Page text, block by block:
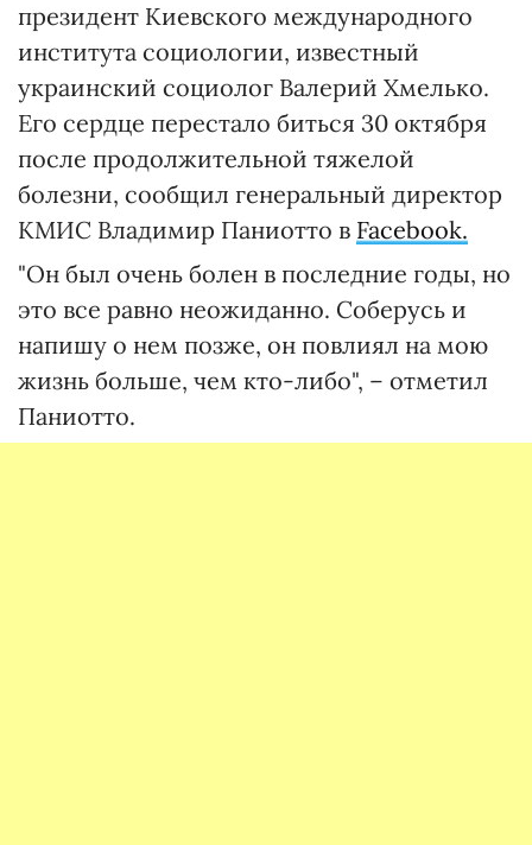
президент Киевского международного
института социологии, известный
украинский социолог Валерий Хмелько.
Его сердце перестало биться 30 октября
после продолжительной тяжелой
болезни, сообщил генеральный директор
КМИС Владимир Паниотто в Facebook.
"Он был очень болен в последние годы, но
это все равно неожиданно. Соберусь и
напишу о нем позже, он повлиял на мою
жизнь больше, чем кто-либо", – отметил
Паниотто.